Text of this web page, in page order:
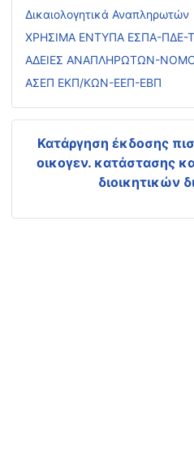
Δικαιολογητικά Αναπληρωτών
ΧΡΗΣΙΜΑ ΕΝΤΥΠΑ ΕΣΠΑ-ΠΔΕ-
ΑΔΕΙΕΣ ΑΝΑΠΛΗΡΩΤΩΝ-
ΑΣΕΠ ΕΚΠ/ΚΩΝ-ΕΕΠ-ΕΒΠ
Κατάργηση έκδοσης
οικογεν. κατάστασης
διοικητικών